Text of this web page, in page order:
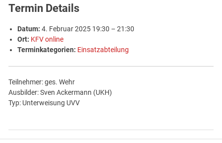
Termin Details
Datum: 4. Februar 2025 19:30 –21:30
Ort: KFV online
Terminkategorien: Einsatzabteilung
Teilnehmer: ges. Wehr
Ausbilder: Sven Ackermann (UKH)
Typ: Unterweisung UVV